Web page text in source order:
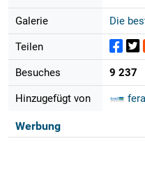
Galerie Die
Teilen
Besuches 9 237
Hinzugefügt von
Werbung